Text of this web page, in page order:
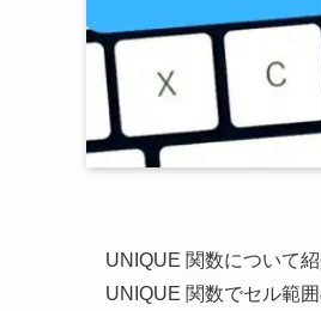
UNIQUE 関数について紹
UNIQUE 関数でセル範